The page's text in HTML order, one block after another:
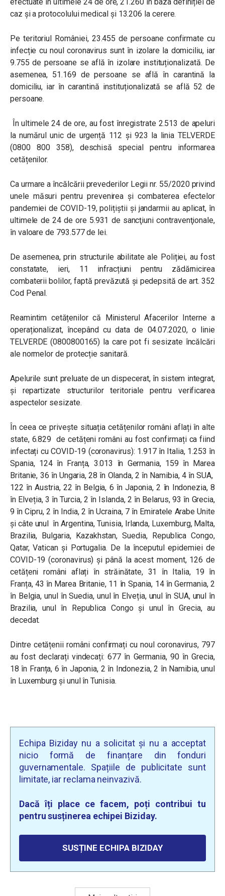
caz și a protocolului medical și 13.206 la cerere.
Pe teritoriul României, 23.455 de persoane confirmate cu
infecție cu noul coronavirus sunt în izolare la domiciliu, iar
9.755 de persoane se află în izolare instituționalizată. De
asemenea, 51.169 de persoane se află în carantină la
domiciliu, iar în carantină instituționalizată se află 52 de
persoane.
În ultimele 24 de ore, au fost înregistrate 2.513 de apeluri
la numărul unic de urgență 112 și 923 la linia TELVERDE
(0800 800 358), deschisă special pentru informarea
cetățenilor.
Ca urmare a încălcării prevederilor Legii nr. 55/2020 privind
unele măsuri pentru prevenirea și combaterea efectelor
pandemiei de COVID-19, polițiștii și jandarmii au aplicat, în
ultimele de 24 de ore 5.931 de sancţiuni contravenţionale,
în valoare de 793.577 de lei.
De asemenea, prin structurile abilitate ale Poliției, au fost
constatate, ieri, 11 infracțiuni pentru zădărnicirea
combaterii bolilor, faptă prevăzută și pedepsită de art. 352
Cod Penal.
Reamintim cetățenilor că Ministerul Afacerilor Interne a
operaționalizat, începând cu data de 04.07.2020, o linie
TELVERDE (0800800165) la care pot fi sesizate încălcări
ale normelor de protecție sanitară.
Apelurile sunt preluate de un dispecerat, în sistem integrat,
și repartizate structurilor teritoriale pentru verificarea
aspectelor sesizate.
În ceea ce privește situația cetățenilor români aflați în alte
state, 6.829 de cetățeni români au fost confirmați ca fiind
infectați cu COVID-19 (coronavirus): 1.917 în Italia, 1.253 în
Spania, 124 în Franța, 3.013 în Germania, 159 în Marea
Britanie, 36 în Ungaria, 28 în Olanda, 2 în Namibia, 4 în SUA,
122 în Austria, 22 în Belgia, 6 în Japonia, 2 în Indonezia, 8
în Elveția, 3 în Turcia, 2 în Islanda, 2 în Belarus, 93 în Grecia,
9 în Cipru, 2 în India, 2 în Ucraina, 7 în Emiratele Arabe Unite
și câte unul în Argentina, Tunisia, Irlanda, Luxemburg, Malta,
Brazilia, Bulgaria, Kazakhstan, Suedia, Republica Congo,
Qatar, Vatican și Portugalia. De la începutul epidemiei de
COVID-19 (coronavirus) și până la acest moment, 126 de
cetățeni români aflați în străinătate, 31 în Italia, 19 în
Franța, 43 în Marea Britanie, 11 în Spania, 14 în Germania, 2
în Belgia, unul în Suedia, unul în Elveția, unul în SUA, unul în
Brazilia, unul în Republica Congo și unul în Grecia, au
decedat.
Dintre cetățenii români confirmați cu noul coronavirus, 797
au fost declarați vindecați: 677 în Germania, 90 în Grecia,
18 în Franța, 6 în Japonia, 2 în Indonezia, 2 în Namibia, unul
în Luxemburg și unul în Tunisia.
Echipa Biziday nu a solicitat și nu a acceptat
nicio formă de finanțare din fonduri
guvernamentale. Spațiile de publicitate sunt
limitate, iar reclama neinvazivă.
Dacă îți place ce facem, poți contribui tu
pentru susținerea echipei Biziday.
SUSȚINE ECHIPA BIZIDAY